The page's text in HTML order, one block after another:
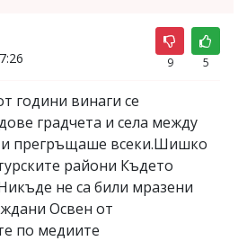
9 5
години винаги се
градчета и села между
прегръщаше всеки.Шишко
райони Където
не са били мразени
Освен от
по медиите